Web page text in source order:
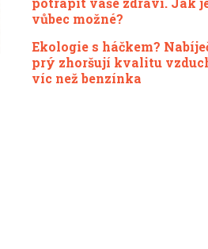
vůbec možné?
Ekologie s háčkem?
prý zhoršují kvalitu
víc než benzínka